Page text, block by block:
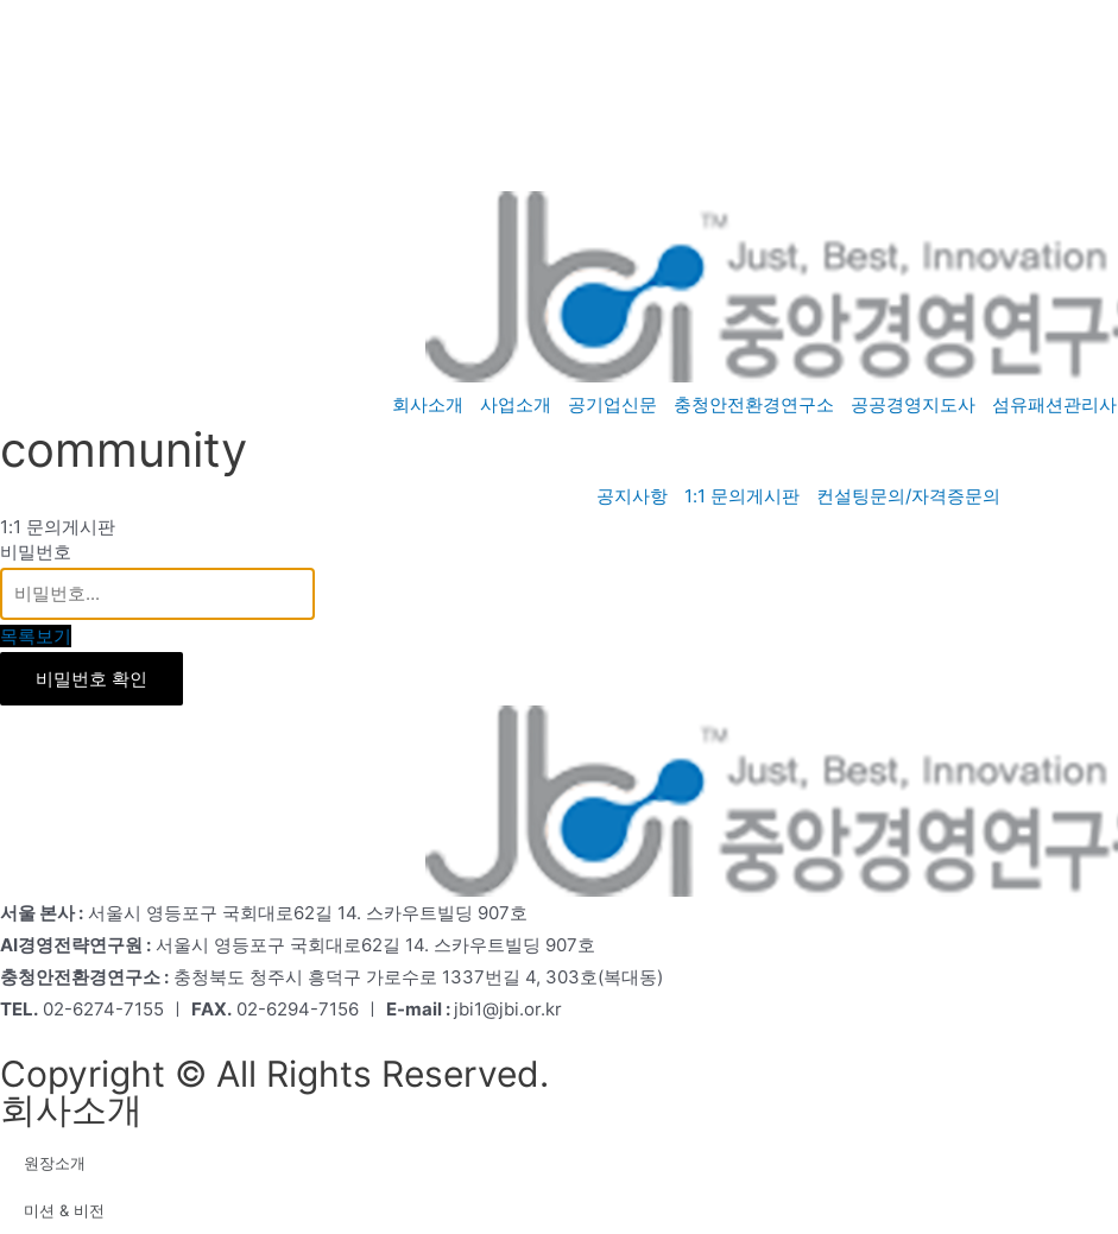
회사소개 사업소개 공기업신문 충청안전환경연구소 공공경영지도사 섬유패션관리사
community
공지사항 1:1 문의게시판
컨설팅문의/자격증문의
1:1 문의게시판
비밀번호
목록보기
비밀번호 확인
서울 본사 : 서울시 영등포구 국회대로62길 14. 스카우트빌딩 907호
AI경영전략연구원 : 서울시 영등포구 국회대로62길 14. 스카우트빌딩 907호
충청안전환경연구소 : 충청북도 청주시 흥덕구 가로수로 1337번길 4, 303호(복대동)
TEL. 02-6274-7155 ㅣ FAX. 02-6294-7156 ㅣ E-mail : jbi1@jbi.or.kr
Copyright © All Rights Reserved.
회사소개
원장소개
미션 & 비전